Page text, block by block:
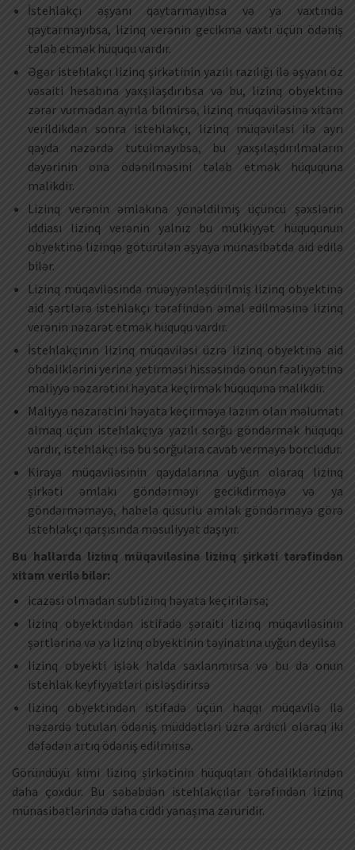
İstehlakçı əşyanı qaytarmayıbsa və ya vaxtında
qaytarmayıbsa, lizinq verənin gecikmə vaxtı üçün ödəniş
tələb etmək hüququ vardır.
Əgər istehlakçı lizinq şirkətinin yazılı razılığı ilə əşyanı öz
vəsaiti hesabına yaxşılaşdırıbsa və bu, lizinq obyektinə
zərər vurmadan ayrıla bilmirsə, lizinq müqaviləsinə xitam
verildikdən sonra istehlakçı, lizinq müqaviləsi ilə ayrı
qayda nəzərdə tutulmayıbsa, bu yaxşılaşdırılmaların
dəyərinin ona ödənilməsini tələb etmək hüququna
malikdir.
Lizinq verənin əmlakına yönəldilmiş üçüncü şəxslərin
iddiası lizinq verənin yalnız bu mülkiyyət hüququnun
obyektinə lizinqə götürülən əşyaya münasibətdə aid edilə
bilər.
Lizinq müqaviləsində müəyyənləşdirilmiş lizinq obyektinə
aid şərtlərə istehlakçı tərəfindən əməl edilməsinə lizinq
verənin nəzarət etmək hüququ vardır.
İstehlakçının lizinq müqaviləsi üzrə lizinq obyektinə aid
öhdəliklərini yerinə yetirməsi hissəsində onun fəaliyyətinə
maliyyə nəzarətini həyata keçirmək hüququna malikdir.
Maliyyə nəzarətini həyata keçirməyə lazım olan məlumatı
almaq üçün istehlakçıya yazılı sorğu göndərmək hüququ
vardır, istehlakçı isə bu sorğulara cavab verməyə borcludur.
Kirayə müqaviləsinin qaydalarına uyğun olaraq lizinq
şirkəti əmlakı göndərməyi gecikdirməyə və ya
göndərməməyə, habelə qüsurlu əmlak göndərməyə görə
istehlakçı qarşısında məsuliyyət daşıyır.
Bu hallarda lizinq müqaviləsinə lizinq şirkəti tərəfindən
xitam verilə bilər:
icazəsi olmadan sublizinq həyata keçirilərsə;
lizinq obyektindən istifadə şəraiti lizinq müqaviləsinin
şərtlərinə və ya lizinq obyektinin təyinatına uyğun deyilsə
lizinq obyekti işlək halda saxlanmırsa və bu da onun
istehlak keyfiyyətləri pisləşdirirsə
lizinq obyektindən istifadə üçün haqqı müqavilə ilə
nəzərdə tutulan ödəniş müddətləri üzrə ardıcıl olaraq iki
dəfədən artıq ödəniş edilmirsə.
Göründüyü kimi lizinq şirkətinin hüquqları öhdəliklərindən
daha çoxdur. Bu səbəbdən istehlakçılar tərəfindən lizinq
münasibətlərində daha ciddi yanaşma zəruridir.